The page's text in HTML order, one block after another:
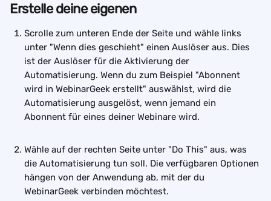
Erstelle deine eigenen
Scrolle zum unteren Ende der Seite und wähle links
unter "Wenn dies geschieht" einen Auslöser aus. Dies
ist der Auslöser für die Aktivierung der
Automatisierung. Wenn du zum Beispiel "Abonnent
wird in WebinarGeek erstellt" auswählst, wird die
Automatisierung ausgelöst, wenn jemand ein
Abonnent für eines deiner Webinare wird.
Wähle auf der rechten Seite unter "Do This" aus, was
die Automatisierung tun soll. Die verfügbaren Optionen
hängen von der Anwendung ab, mit der du
WebinarGeek verbinden möchtest.